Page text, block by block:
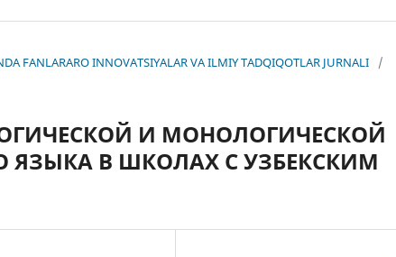
FANLARARO INNOVATSIYALAR VA ILMIY TADQIQOTLAR JURNALI
/
И МОНОЛОГИЧЕСКОЙ
ЯЗЫКА В ШКОЛАХ С УЗБЕКСКИМ